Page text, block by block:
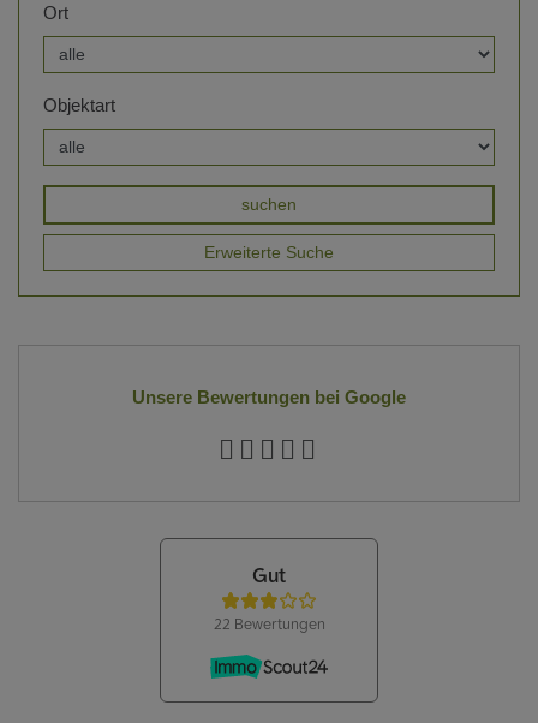
Ort
Objektart
suchen
Erweiterte Suche
Unsere Bewertungen bei Google